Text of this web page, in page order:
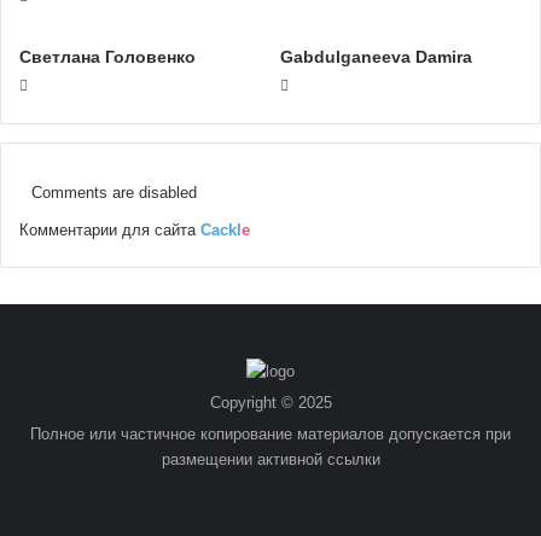
Светлана Головенко Gabdulganeeva Damira
Comments are disabled
Комментарии для сайта Cackl e
Copyright © 2025
Полное или частичное копирование материалов допускается при
размещении активной ссылки